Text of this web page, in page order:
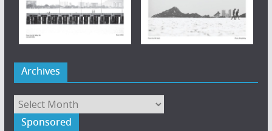
Archives
Archives
Sponsored